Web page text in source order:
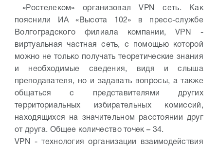
«Ростелеком» организовал VPN сеть. Как
пояснили ИА «Высота 102» в пресс-службе
Волгоградского филиала компании, VPN -
виртуальная частная сеть, с помощью которой
можно не только получать теоретические знания
и необходимые сведения, видя и слыша
преподавателя, но и задавать вопросы, а также
общаться с представителями других
территориальных избирательных комиссий,
находящихся на значительном расстоянии друг
от друга. Общее количество точек – 34.
VPN - технология организации взаимодействия